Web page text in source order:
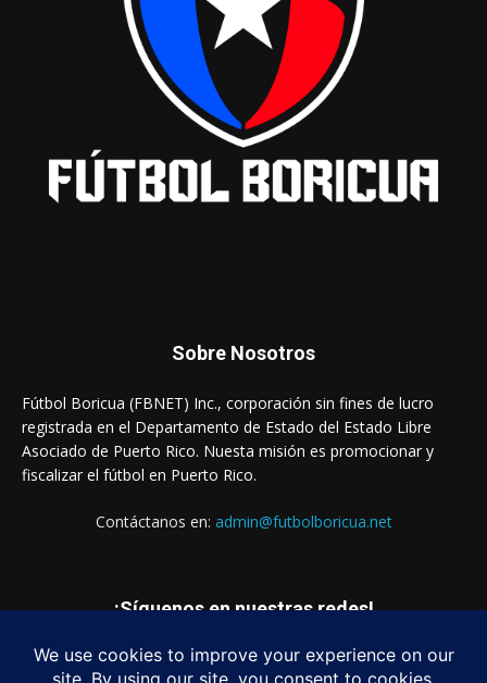
Sobre Nosotros
Fútbol Boricua (FBNET) Inc., corporación sin fines de lucro
registrada en el Departamento de Estado del Estado Libre
Asociado de Puerto Rico. Nuesta misión es promocionar y
fiscalizar el fútbol en Puerto Rico.
Contáctanos en: admin@futbolboricua.net
¡Síguenos en nuestras redes!